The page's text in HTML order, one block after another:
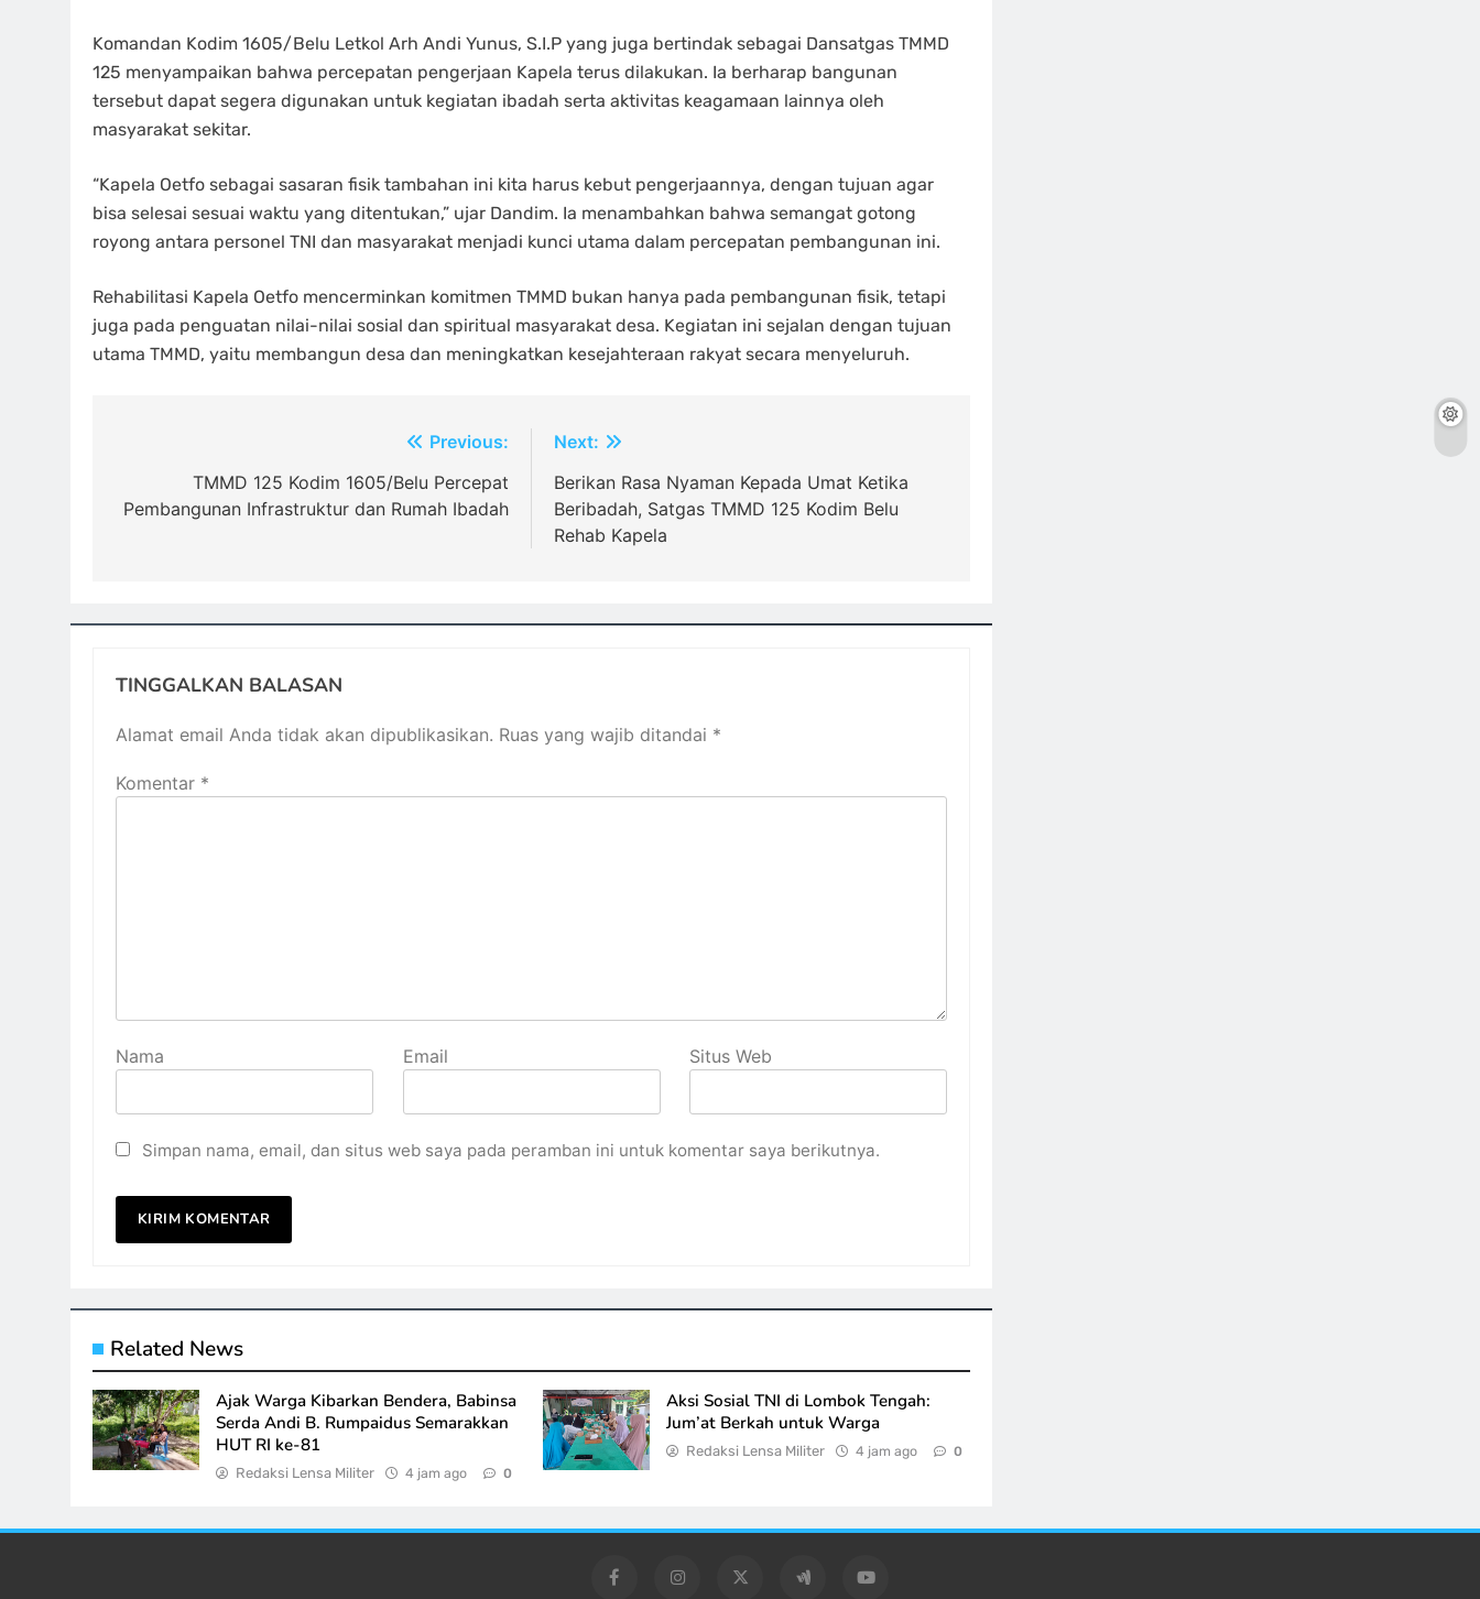
Komandan Kodim 1605/Belu Letkol Arh Andi Yunus, S.I.P yang juga bertindak sebagai Dansatgas TMMD
125 menyampaikan bahwa percepatan pengerjaan Kapela terus dilakukan. Ia berharap bangunan
tersebut dapat segera digunakan untuk kegiatan ibadah serta aktivitas keagamaan lainnya oleh
masyarakat sekitar.
“Kapela Oetfo sebagai sasaran fisik tambahan ini kita harus kebut pengerjaannya, dengan tujuan agar
bisa selesai sesuai waktu yang ditentukan,” ujar Dandim. Ia menambahkan bahwa semangat gotong
royong antara personel TNI dan masyarakat menjadi kunci utama dalam percepatan pembangunan ini.
Rehabilitasi Kapela Oetfo mencerminkan komitmen TMMD bukan hanya pada pembangunan fisik, tetapi
juga pada penguatan nilai-nilai sosial dan spiritual masyarakat desa. Kegiatan ini sejalan dengan tujuan
utama TMMD, yaitu membangun desa dan meningkatkan kesejahteraan rakyat secara menyeluruh.
Previous:
TMMD 125 Kodim 1605/Belu Percepat
Pembangunan Infrastruktur dan Rumah Ibadah
Next:
Berikan Rasa Nyaman Kepada Umat Ketika
Beribadah, Satgas TMMD 125 Kodim Belu
Rehab Kapela
TINGGALKAN BALASAN
Alamat email Anda tidak akan dipublikasikan. Ruas yang wajib ditandai *
Komentar *
Nama Email Situs Web
Simpan nama, email, dan situs web saya pada peramban ini untuk komentar saya berikutnya.
Related News
Ajak Warga Kibarkan Bendera, Babinsa
Serda Andi B. Rumpaidus Semarakkan
HUT RI ke-81
Redaksi Lensa Militer 4 jam ago 0
Aksi Sosial TNI di Lombok Tengah:
Jum’at Berkah untuk Warga
Redaksi Lensa Militer 4 jam ago 0